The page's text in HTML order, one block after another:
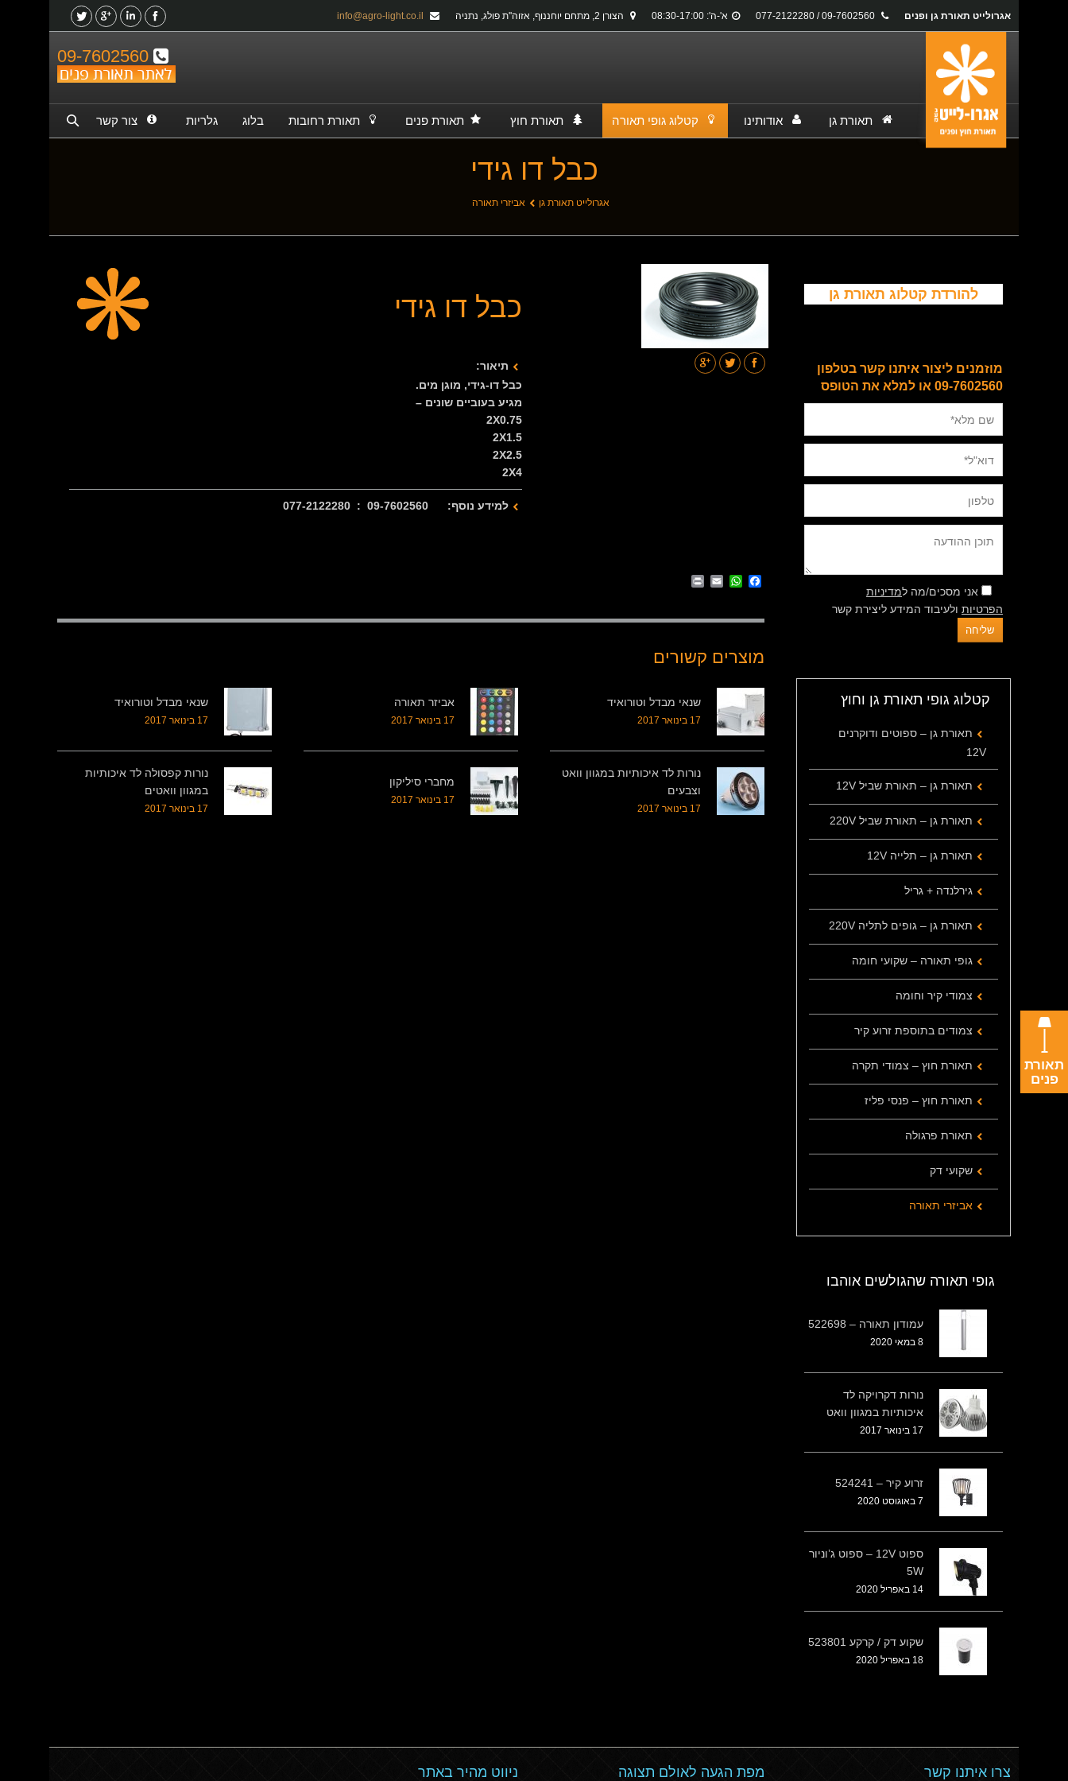
אגרולייט תאורת גן ופנים א'-ה': 08:30-17:00 הצורן 2, מתחם יוחננוף, אזוה''ת פולג, נתניה
תאורת גן אודותינו קטלוג גופי תאורה תאורת חוץ תאורת פנים תאורת רחובות בלוג גלריות צור קשר
כבל דו גידי
אגרולייט תאורת גן אביזרי תאורה
כבל דו גידי
תיאור:
כבל דו-גידי, מוגן מים.
מגיע בעוביים שונים –
2X0.75
2X1.5
2X2.5
2X4
למידע נוסף: 09-7602560 : 077-2122280
Facebook
WhatsApp
Email
מוצרים קשורים
שנאי מבדל וטורואיד
17 בינואר 2017
אביזר תאורה
17 בינואר 2017
שנאי מבדל וטורואיד
17 בינואר 2017
נורות לד איכותיות במגוון וואט
וצבעים
17 בינואר 2017
מחברי סיליקון
17 בינואר 2017
נורות קפסולה לד איכותיות
במגוון וואטים
17 בינואר 2017
להורדת קטלוג תאורת גן
מוזמנים ליצור איתנו קשר בטלפון
09-7602560 או למלא את הטופס
אני מסכים/מה למדיניות
הפרטיות ולעיבוד המידע ליצירת קשר
קטלוג גופי תאורת גן וחוץ
תאורת גן – ספוטים ודוקרנים
12V
תאורת גן – תאורת שביל 12V
תאורת גן – תאורת שביל 220V
תאורת גן – תלייה 12V
גירלנדה + גריל
תאורת גן – גופים לתליה 220V
גופי תאורה – שקועי חומה
צמודי קיר וחומה
צמודים בתוספת זרוע קיר
תאורת חוץ – צמודי תקרה
תאורת חוץ – פנסי פליז
תאורת פרגולה
שקועי דק
אביזרי תאורה
גופי תאורה שהגולשים אוהבו
עמודון תאורה – 522698
8 במאי 2020
נורות דקרויקה לד
איכותיות במגוון וואט
17 בינואר 2017
זרוע קיר – 524241
7 באוגוסט 2020
ספוט 12V – ספוט ג’וניור
5W
14 באפריל 2020
שקוע דק / קרקע 523801
18 באפריל 2020
צרו איתנו קשר מפת הגעה לאולם תצוגה ניווט מהיר באתר
תאורת
פנים